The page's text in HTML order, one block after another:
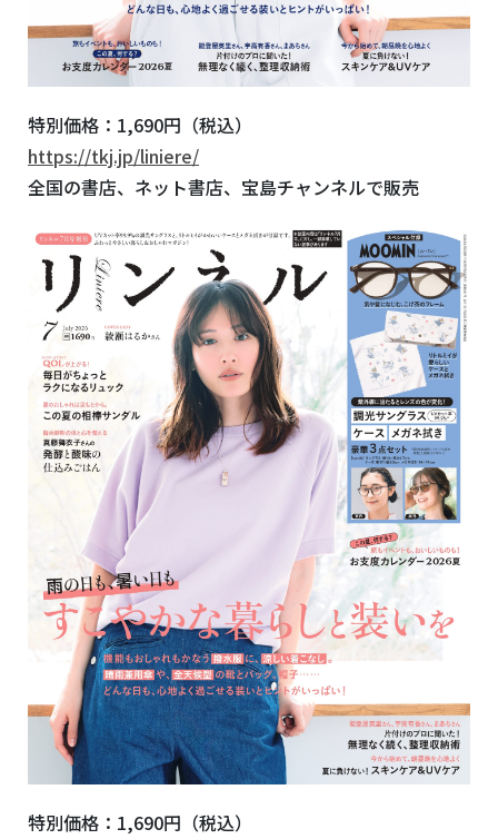
特別価格：1,690円（税込）
https://tkj.jp/liniere/
全国の書店、ネット書店、宝島チャンネルで販売
特別価格：1,690円（税込）